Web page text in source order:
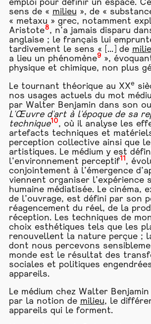
emploi pour définir un espace.
sens de « milieu », de «
« metaxu » grec, notamment
Aristote8, n’a jamais disparu
anglaise ; le français lui
tardivement le sens « [...] de
a lieu un phénomène9»,
physique et chimique, non plus
Le tournant théorique au XXe
nos usages actuels du mot
par Walter Benjamin dans son
L'Œuvre d'art à l'époque de sa
technique10, où il analyse les
artefacts techniques et
perception collective ainsi que
artistiques. Le médium y est
l’environnement perceptif11 ,
conjointement à l’émergence
viennent organiser l’expérience
humaine médiatisée. Le cinéma,
de l’ouvrage, est défini par son
réagencement du réel, de la
réception. Les techniques de
choix esthétiques tels que les
renouvellent la nature perçue ;
dont nous percevons
monde est le résultat des
sociales et politiques
appareils.
Le médium chez Walter
par la notion de milieu, le
appareils qui le forment.